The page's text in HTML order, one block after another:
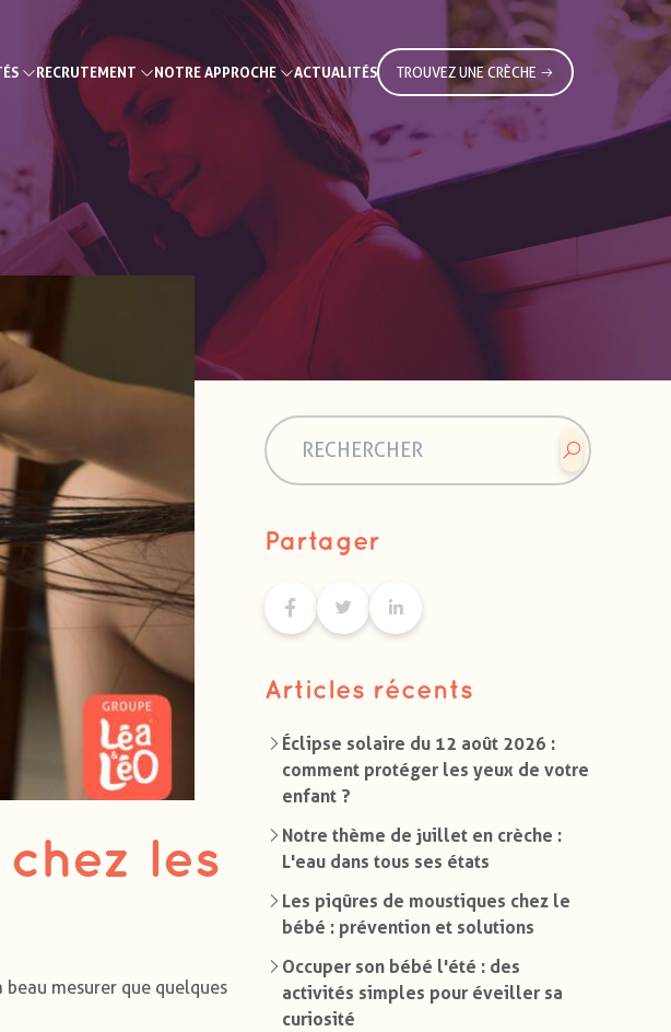
RECRUTEMENT NOTRE APPROCHE ACTUALITÉS TROUVEZ UNE CRÈCHE
les
beau mesurer que quelques
Partager
Articles récents
Éclipse solaire du 12 août 2026 :
comment protéger les yeux de votre
enfant ?
Notre thème de juillet en crèche :
L'eau dans tous ses états
Les piqûres de moustiques chez le
bébé : prévention et solutions
Occuper son bébé l'été : des
activités simples pour éveiller sa
curiosité